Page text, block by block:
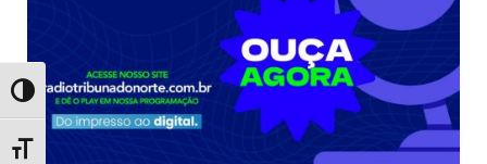
Toggle High Contrast
Toggle Font size